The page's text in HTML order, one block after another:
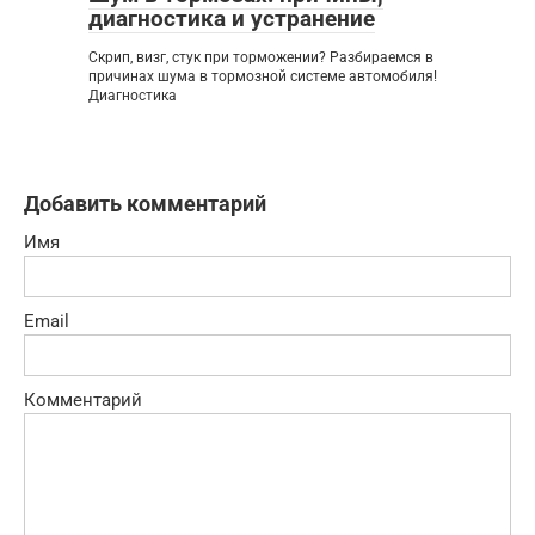
диагностика и устранение
Скрип, визг, стук при торможении? Разбираемся в
причинах шума в тормозной системе автомобиля!
Диагностика
Добавить комментарий
Имя
Email
Комментарий